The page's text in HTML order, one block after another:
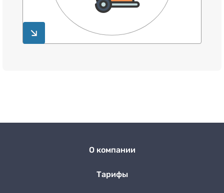
О компании
Тарифы